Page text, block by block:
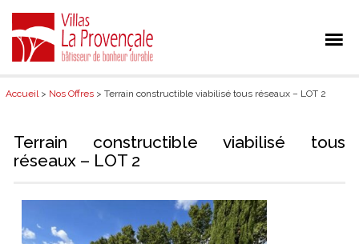
Accueil> Nos Offres > Terrain constructible viabilisé tous réseaux – LOT 2
Terrain constructible viabilisé tous
réseaux – LOT 2